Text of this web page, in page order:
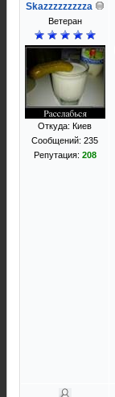
Skazzzzzzzzza
Ветеран
Откуда: Киев
Сообщений: 235
Репутация: 208